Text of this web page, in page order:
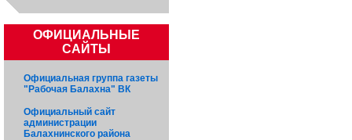
ОФИЦИАЛЬНЫЕ
САЙТЫ
Официальная группа газеты
"Рабочая Балахна" ВК
Официальный сайт
администрации
Балахнинского района